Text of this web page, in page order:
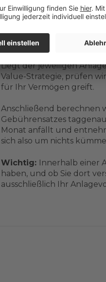
Zunächst ermitteln wir
Anlagevolumen. Das
jeder Ihrer Anlagen
Liegt der jeweiligen
Value-Strategie, prüfen
für Ihr Vermögen greift.
Anschließend berechnen
Gebührensatzes
Monat anfällt und
sich also um nichts
Wichtig: Innerhalb einer
haben, und ob Sie dort
ausschließlich Ihr